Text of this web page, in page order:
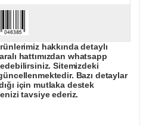
hakkında detaylı
hattımızdan whatsapp
Sitemizdeki
Bazı detaylar
için mutlaka destek
tavsiye ederiz.